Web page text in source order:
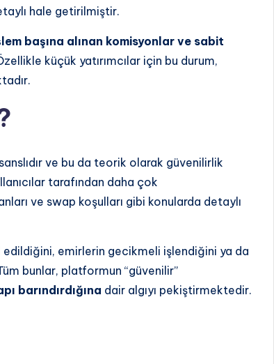
hale getirilmiştir.
başına alınan komisyonlar ve sabit
küçük yatırımcılar için bu durum,
ve bu da teorik olarak güvenilirlik
tarafından daha çok
ve swap koşulları gibi konularda detaylı
edildiğini, emirlerin gecikmeli işlendiğini ya da
bunlar, platformun “güvenilir”
barındırdığına dair algıyı pekiştirmektedir.